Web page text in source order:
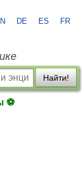
DE ES FR
Найти!
⚽